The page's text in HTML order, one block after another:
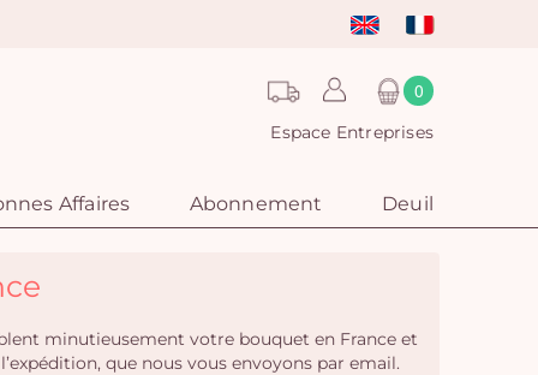
0
Espace Entreprises
Affaires Abonnement Deuil
minutieusement votre bouquet en France et
que nous vous envoyons par email.